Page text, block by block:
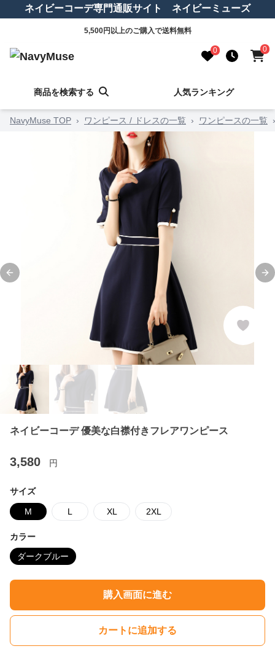
ネイビーコーデ専門通販サイト ネイビーミューズ
5,500円以上のご購入で送料無料
0 0
商品を検索する 人気ランキング
NavyMuse TOP › ワンピース / ドレスの一覧 › ワンピースの一覧 ›
Previous slide
ネイビーコーデ 優美な白襟付きフレアワンピース
3,580 円
サイズ
M L XL 2XL
カラー
ダークブルー
購入画面に進む
カートに追加する